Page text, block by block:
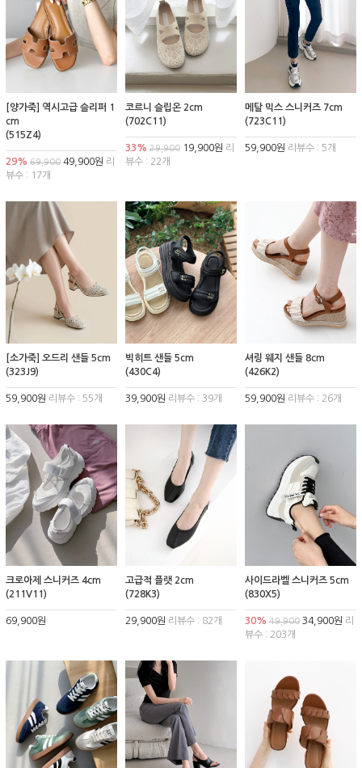
[양가죽] 역시고급 슬리퍼 1
cm
(515Z4)
29% 69,900 49,900원 리
뷰수 : 17개
코르니 슬립온 2cm
(702C11)
33% 29,90019,900원 리
뷰수 : 22개
메탈 믹스 스니커즈 7cm
(723C11)
59,900원 리뷰수 : 5개
[소가죽] 오드리 샌들 5cm
(323J9)
59,900원 리뷰수 : 55개
빅히트 샌들 5cm
(430C4)
39,900원 리뷰수 : 39개
셔링 웨지 샌들 8cm
(426K2)
59,900원 리뷰수 : 26개
크로아제 스니커즈 4cm
(211V11)
69,900원
고급적 플랫 2cm
(728K3)
29,900원 리뷰수 : 82개
사이드라벨 스니커즈 5cm
(830X5)
30% 49,90034,900원 리
뷰수 : 203개